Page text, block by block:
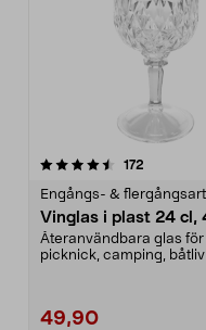
172
Engångs- &
Vinglas i plast 24 cl,
Återanvändbara glas
picknick, camping,
49,90
4.5av 5 stjärnor